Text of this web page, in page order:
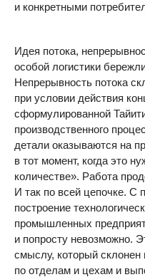
и конкретными
Идея потока,
особой логистики
Непрерывность потока
при условии действия
сформулированной
производственного
детали оказываются на
в тот момент, когда это
количестве». Работа
И так по всей цепочке. С
построение
промышленных
и попросту невозможно.
смыслу, который склонен
по отделам и цехам и